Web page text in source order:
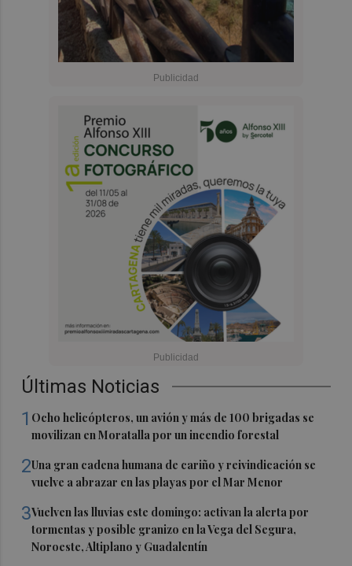
Últimas Noticias
1 Ocho helicópteros, un avión y más de 100 brigadas se
movilizan en Moratalla por un incendio forestal
2Una gran cadena humana de cariño y reivindicación se
vuelve a abrazar en las playas por el Mar Menor
3Vuelven las lluvias este domingo: activan la alerta por
tormentas y posible granizo en la Vega del Segura,
Noroeste, Altiplano y Guadalentín